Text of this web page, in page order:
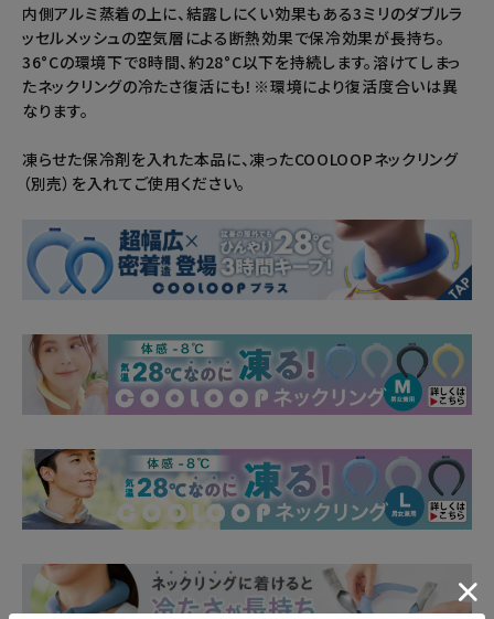
内側アルミ蒸着の上に、結露しにくい効果もある3ミリのダブルラ
ッセルメッシュの空気層による断熱効果で保冷効果が長持ち。
36°Cの環境下で8時間、約28°C以下を持続します。溶けてしまっ
たネックリングの冷たさ復活にも！※環境により復活度合いは異
なります。
凍らせた保冷剤を入れた本品に、凍ったCOOLOOPネックリング
（別売）を入れてご使用ください。